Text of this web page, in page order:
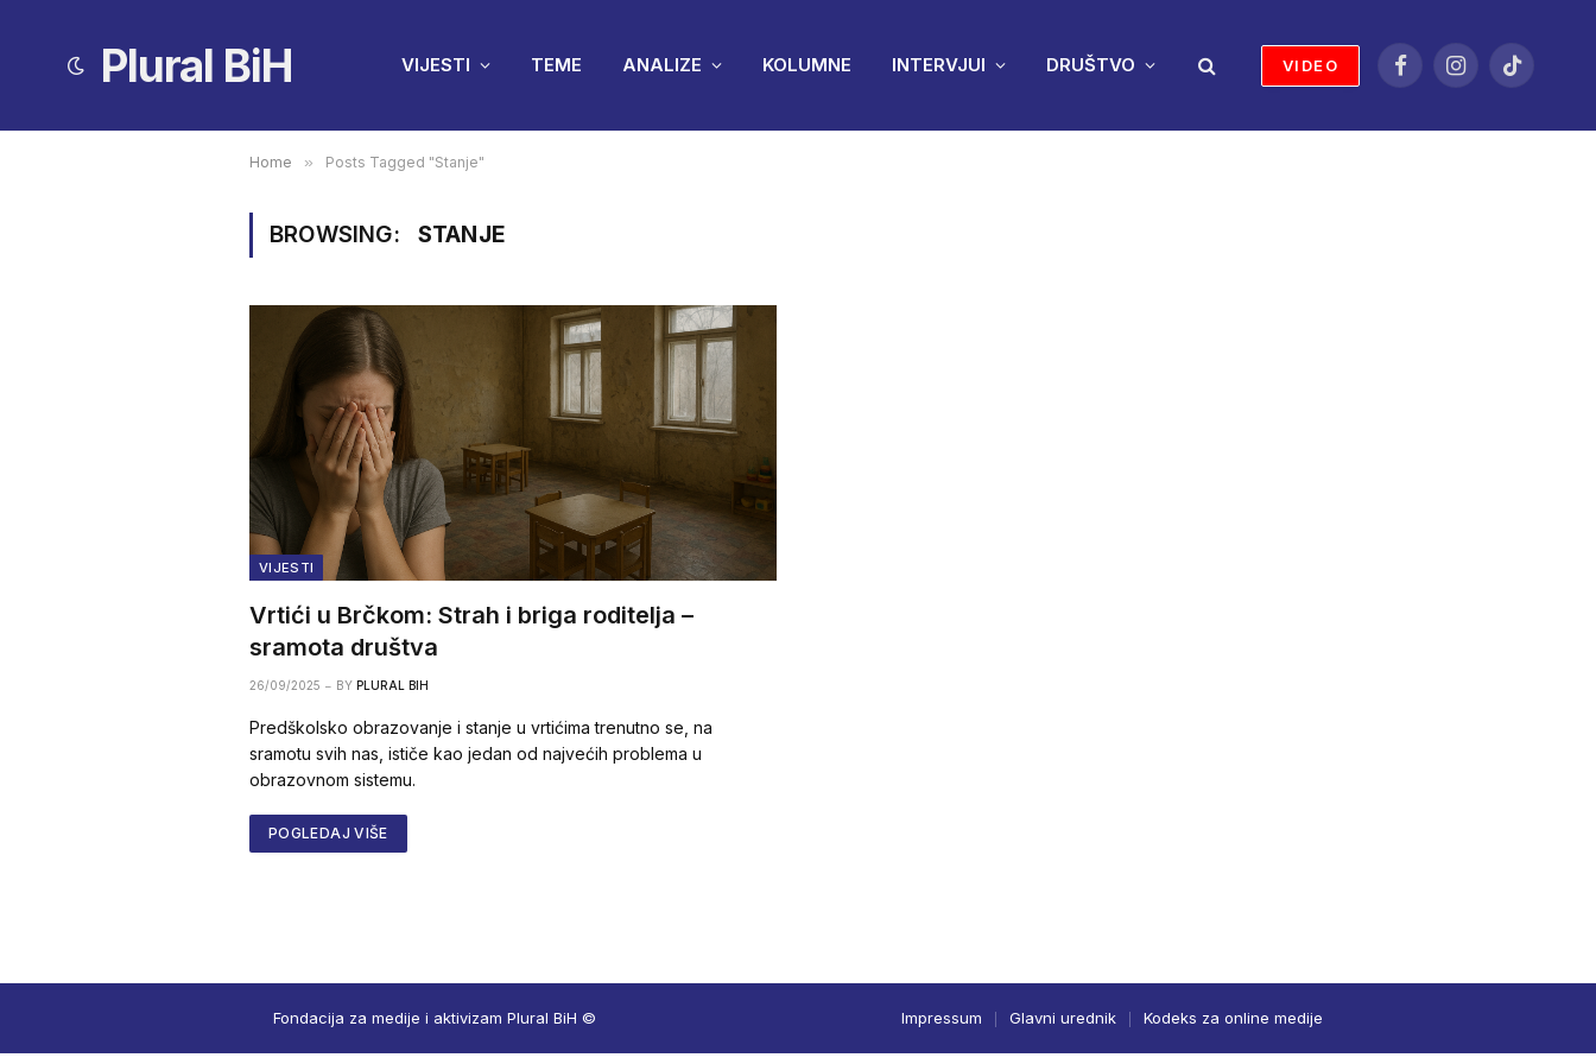
Plural BiH VIJESTI TEME ANALIZE KOLUMNE INTERVJUI DRUŠTVO VIDEO
FacebookInstagramTikTok
Home » Posts Tagged "Stanje"
BROWSING: STANJE
VIJESTI
Vrtići u Brčkom: Strah i briga roditelja –
sramota društva
26/09/2025 BY PLURAL BIH
Predškolsko obrazovanje i stanje u vrtićima trenutno se, na
sramotu svih nas, ističe kao jedan od najvećih problema u
obrazovnom sistemu.
POGLEDAJ VIŠE
Fondacija za medije i aktivizam Plural BiH © Impressum Glavni urednik Kodeks za online medije